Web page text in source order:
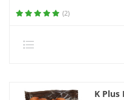
(2)
K Plus